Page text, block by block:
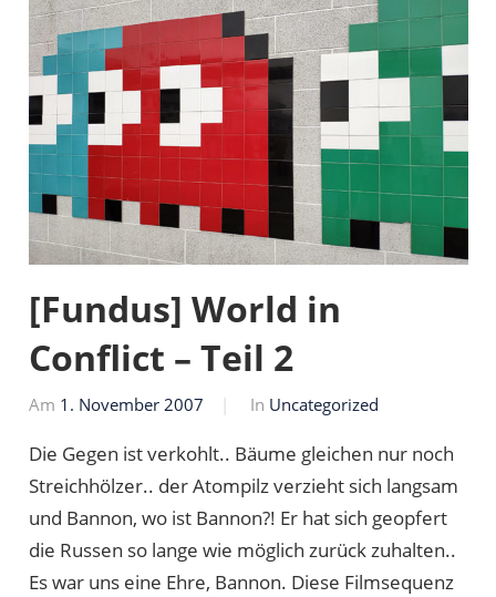
[Fundus] World in
Conflict – Teil 2
Am 1. November 2007
Von
In Uncategorized
Die Gegen ist verkohlt.. Bäume gleichen nur noch
Streichhölzer.. der Atompilz verzieht sich langsam
und Bannon, wo ist Bannon?! Er hat sich geopfert
die Russen so lange wie möglich zurück zuhalten..
Es war uns eine Ehre, Bannon. Diese Filmsequenz